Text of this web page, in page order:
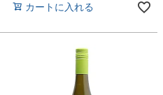
カートに入れる